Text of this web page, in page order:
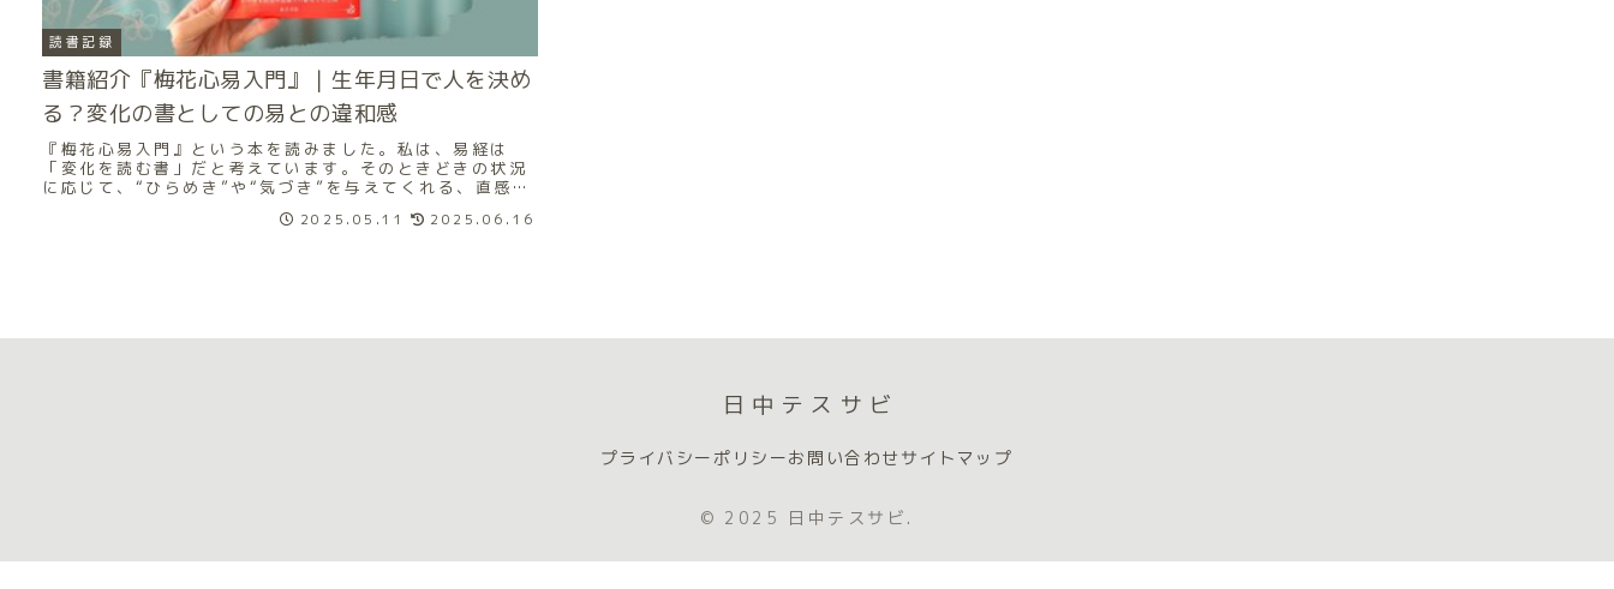
読書記録
書籍紹介『梅花心易入門』｜生年月日で人を決め
る？変化の書としての易との違和感
『梅花心易入門』という本を読みました。私は、易経は
「変化を読む書」だと考えています。そのときどきの状況
に応じて、“ひらめき”や“気づき”を与えてくれる、直感力
2025.05.11 2025.06.16
日中テスサビ
プライバシーポリシーお問い合わせ サイトマップ
© 2025 日中テスサビ.